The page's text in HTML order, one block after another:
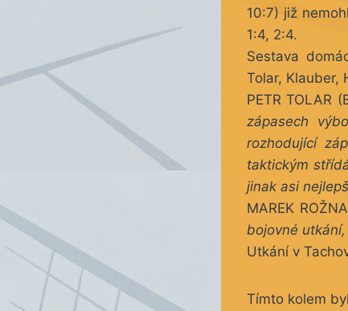
10:7) již
1:4, 2:4.
Sestava
Tolar, Klauber,
PETR TOLAR
zápasech
rozhodující
taktickým
jinak asi
MAREK
bojovné
Utkání v
Tímto kolem